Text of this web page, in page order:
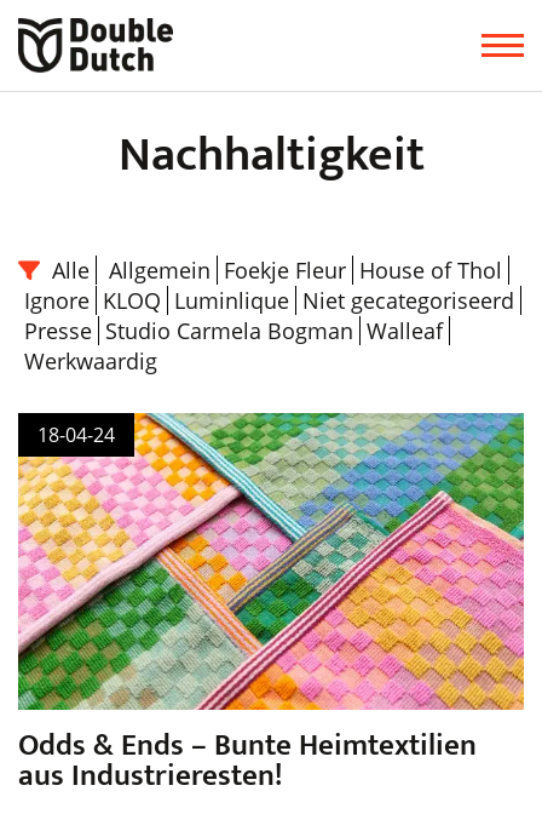
Nachhaltigkeit
Alle Allgemein Foekje Fleur House of Thol
Ignore KLOQ Luminlique Niet gecategoriseerd
Presse Studio Carmela Bogman Walleaf
Werkwaardig
18-04-24
Odds & Ends – Bunte Heimtextilien
aus Industrieresten!